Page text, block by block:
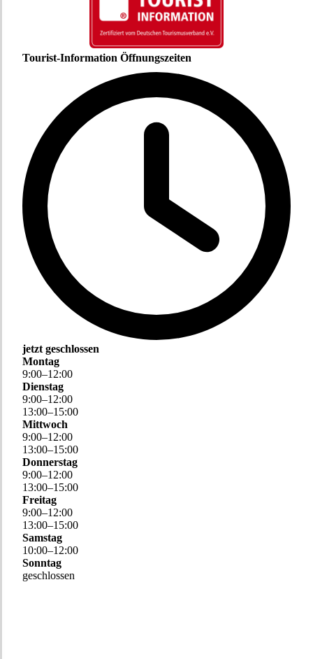
Tourist-Information Öffnungszeiten
jetzt geschlossen
Montag
9:00–12:00
Dienstag
9:00–12:00
13:00–15:00
Mittwoch
9:00–12:00
13:00–15:00
Donnerstag
9:00–12:00
13:00–15:00
Freitag
9:00–12:00
13:00–15:00
Samstag
10:00–12:00
Sonntag
geschlossen